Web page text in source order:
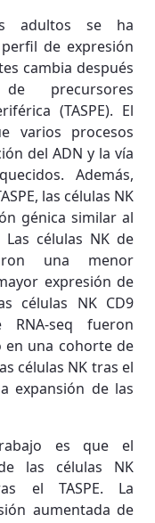
adultos se ha
de expresión
cambia después
precursores
(TASPE). El
varios procesos
del ADN y la vía
Además,
las células NK
génica similar al
Las células NK de
una menor
expresión de
células NK CD9
RNA-seq fueron
una cohorte de
células NK tras el
expansión de las
es que el
las células NK
el TASPE. La
aumentada de